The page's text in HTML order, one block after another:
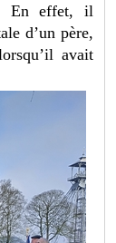
En effet, il
d’un père,
avait